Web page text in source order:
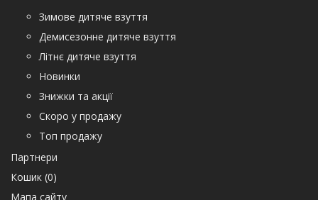
Зимове дитяче взуття
Демисезонне дитяче взуття
Літнє дитяче взуття
Новинки
Знижки та акції
Скоро у продажу
Топ продажу
Партнери
Кошик (0)
Мапа сайту